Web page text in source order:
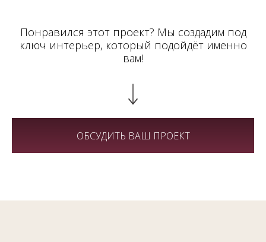
Понравился этот проект? Мы создадим под
ключ интерьер, который подойдёт именно
вам!
ОБСУДИТЬ ВАШ ПРОЕКТ